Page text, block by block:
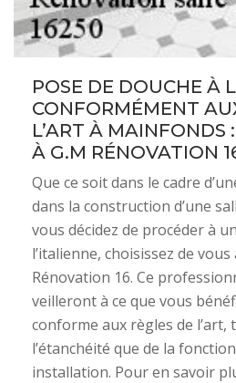
POSE DE DOUCHE À
CONFORMÉMENT
L’ART À MAINFONDS
À G.M RÉNOVATION
Que ce soit dans le cadre
dans la construction d’une
vous décidez de procéder à
l’italienne, choisissez de vous
Rénovation 16. Ce
veilleront à ce que vous
conforme aux règles de l’art,
l’étanchéité que de la
installation. Pour en savoir